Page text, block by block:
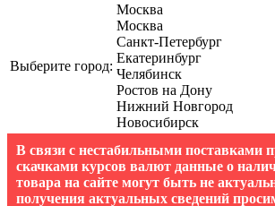
Выберите город:
Москва
Москва
Санкт-Петербург
Екатеринбург
Челябинск
Ростов на Дону
Нижний Новгород
Новосибирск
В связи с нестабильными поставками
скачками курсов валют данные о
товара на сайте могут быть не
получения актуальных сведений